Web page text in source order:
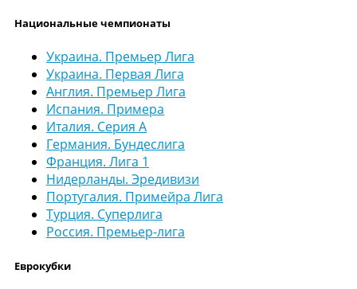
Национальные чемпионаты
Украина. Премьер Лига
Украина. Первая Лига
Англия. Премьер Лига
Испания. Примера
Италия. Серия А
Германия. Бундеслига
Франция. Лига 1
Нидерланды. Эредивизи
Португалия. Примейра Лига
Турция. Суперлига
Россия. Премьер-лига
Еврокубки